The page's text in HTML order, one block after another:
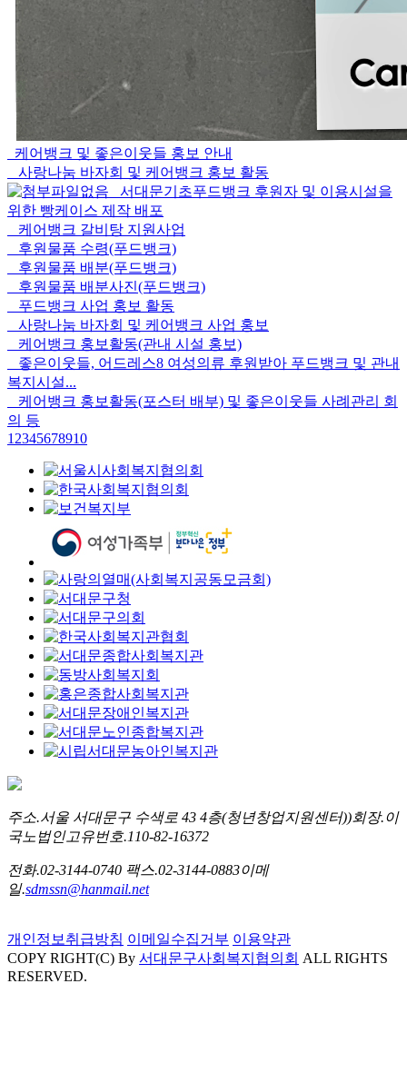
케어뱅크 및 좋은이웃들 홍보 안내
사랑나눔 바자회 및 케어뱅크 홍보 활동
서대문기초푸드뱅크 후원자 및 이용시설을
위한 빵케이스 제작 배포
케어뱅크 갈비탕 지원사업
후원물품 수령(푸드뱅크)
후원물품 배분(푸드뱅크)
후원물품 배분사진(푸드뱅크)
푸드뱅크 사업 홍보 활동
사랑나눔 바자회 및 케어뱅크 사업 홍보
케어뱅크 홍보활동(관내 시설 홍보)
좋은이웃들, 어드레스8 여성의류 후원받아 푸드뱅크 및 관내
복지시설...
케어뱅크 홍보활동(포스터 배부) 및 좋은이웃들 사례관리 회
의 등
1 2345678910
주소.서울 서대문구 수색로 43 4층(청년창업지원센터))회장.이
국노 법인고유번호.110-82-16372
전화.02-3144-0740 팩스.02-3144-0883이메
일.sdmssn@hanmail.net
개인정보취급방침 이메일수집거부 이용약관
COPY RIGHT(C) By 서대문구사회복지협의회 ALL RIGHTS
RESERVED.